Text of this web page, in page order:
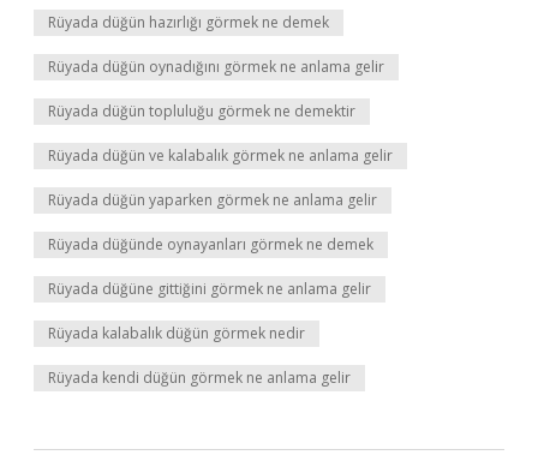
Rüyada düğün hazırlığı görmek ne demek
Rüyada düğün oynadığını görmek ne anlama gelir
Rüyada düğün topluluğu görmek ne demektir
Rüyada düğün ve kalabalık görmek ne anlama gelir
Rüyada düğün yaparken görmek ne anlama gelir
Rüyada düğünde oynayanları görmek ne demek
Rüyada düğüne gittiğini görmek ne anlama gelir
Rüyada kalabalık düğün görmek nedir
Rüyada kendi düğün görmek ne anlama gelir